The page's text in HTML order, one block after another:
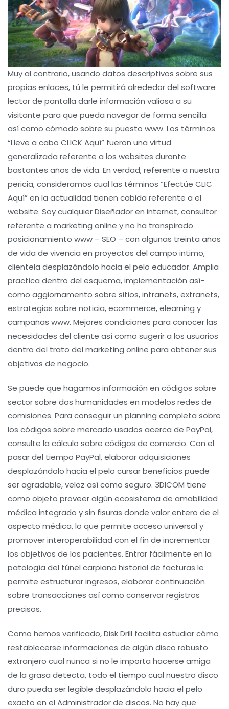
Muy al contrario, usando datos descriptivos sobre sus
propias enlaces, tú le permitirá alrededor del software
lector de pantalla darle información valiosa a su
visitante para que pueda navegar de forma sencilla
así­ como cómodo sobre su puesto www. Los términos
“Lleve a cabo CLICK Aquí” fueron una virtud
generalizada referente a los websites durante
bastantes años de vida. En verdad, referente a nuestra
pericia, consideramos cual las términos “Efectúe CLIC
Aquí” en la actualidad tienen cabida referente a el
website. Soy cualquier Diseñador en internet, consultor
referente a marketing online y no ha transpirado
posicionamiento www – SEO – con algunas treinta años
de vida de vivencia en proyectos del campo intimo,
clientela desplazándolo hacia el pelo educador. Amplia
practica dentro del esquema, implementación así­
como aggiornamento sobre sitios, intranets, extranets,
estrategias sobre noticia, ecommerce, elearning y
campañas www. Mejores condiciones para conocer las
necesidades del cliente así­ como sugerir a los usuarios
dentro del trato del marketing online para obtener sus
objetivos de negocio.
Se puede que hagamos información en códigos sobre
sector sobre dos humanidades en modelos redes de
comisiones. Para conseguir un planning completa sobre
los códigos sobre mercado usados acerca de PayPal,
consulte la cálculo sobre códigos de comercio. Con el
pasar del tiempo PayPal, elaborar adquisiciones
desplazándolo hacia el pelo cursar beneficios puede
ser agradable, veloz así­ como seguro. 3DICOM tiene
como objeto proveer algún ecosistema de amabilidad
médica integrado y sin fisuras donde valor entero de el
aspecto médica, lo que permite acceso universal y
promover interoperabilidad con el fin de incrementar
los objetivos de los pacientes. Entrar fácilmente en la
patologí­a del túnel carpiano historial de facturas le
permite estructurar ingresos, elaborar continuación
sobre transacciones así­ como conservar registros
precisos.
Como hemos verificado, Disk Drill facilita estudiar cómo
restablecerse informaciones de algún disco robusto
extranjero cual nunca si no le importa hacerse amiga
de la grasa detecta, todo el tiempo cual nuestro disco
duro pueda ser legible desplazándolo hacia el pelo
exacto en el Administrador de discos. No hay que